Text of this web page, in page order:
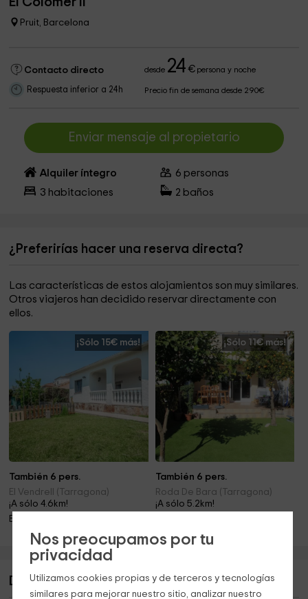
Nos preocupamos por tu
privacidad
Utilizamos cookies propias y de terceros y tecnologías
similares para mejorar nuestro sitio, analizar nuestro
Pruit, Barcelona
Contacto directo desde 24 €persona y noche
Respuesta inferior a 24h Precio fin de semana desde 290€
Enviar mensaje al propietario
Alquiler íntegro 6 personas
3 habitaciones 2 baños
¿Preferirías hacer una reserva directa?
Las características de estos alojamientos son muy similares.
Otros viajeros han decidido reservar directamente con
ellos.
¡Sólo 15€ más!
También 6 pers.
El Vendrell (Tarragona)
¡A sólo 4.6km!
¡Sólo 11€ más!
También 6 pers.
Roda De Bara (Tarragona)
¡A sólo 5.2km!
Descripción de El Colomer II